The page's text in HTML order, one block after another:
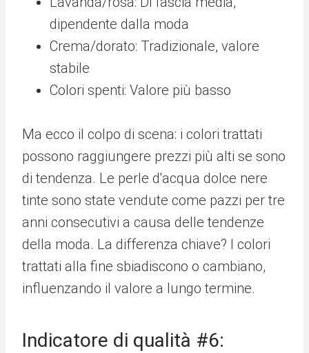
dipendente dalla moda
Crema/dorato: Tradizionale, valore
stabile
Colori spenti: Valore più basso
Ma ecco il colpo di scena: i colori trattati
possono raggiungere prezzi più alti se sono
di tendenza. Le perle d'acqua dolce nere
tinte sono state vendute come pazzi per tre
anni consecutivi a causa delle tendenze
della moda. La differenza chiave? I colori
trattati alla fine sbiadiscono o cambiano,
influenzando il valore a lungo termine.
Indicatore di qualità #6: